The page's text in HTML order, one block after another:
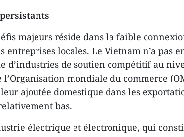
majeurs réside dans la faible
entreprises locales. Le Vietnam n’a pas
d’industries de soutien compétitif au
l’Organisation mondiale du commerce
ajoutée domestique dans les
bas.
électrique et électronique, qui